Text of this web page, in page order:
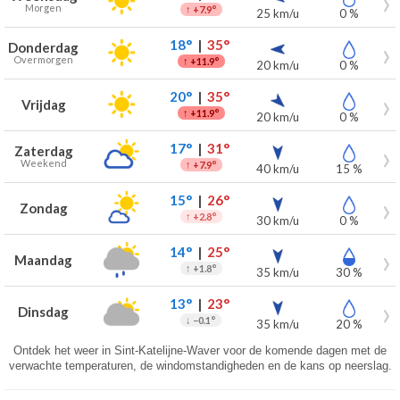
Morgen ↑ +7.9° 25 km/u 0 %
Donderdag
Overmorgen
18°| 35°
↑ +11.9° 20 km/u 0 %
Vrijdag 20°| 35°
↑ +11.9° 20 km/u 0 %
Zaterdag
Weekend
17°| 31°
↑ +7.9° 40 km/u 15 %
Zondag 15°| 26°
↑ +2.8° 30 km/u 0 %
Maandag 14°| 25°
↑ +1.8° 35 km/u 30 %
Dinsdag 13°| 23°
↓ −0.1° 35 km/u 20 %
Ontdek het weer in Sint-Katelijne-Waver voor de komende dagen met de
verwachte temperaturen, de windomstandigheden en de kans op neerslag.